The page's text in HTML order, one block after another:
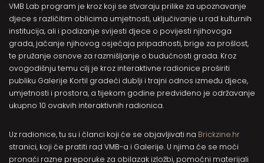
VMB Lab program je kroz koji se stvaraju prilike za upoznavanje
djece s različitim oblicima umjetnosti, uključivanje u rad kulturnih
institucija, ali i podizanje svijesti djece o povijesti njihovoga
grada, jačanje njihovog osjećaja pripadnosti, brige za prošlost,
te pružanje osnove za razmišljanje o budućnosti grada. Kroz
ovogodišnju temu cilj je kroz interaktivne radionice proširiti
publiku Galerije Kortil gradeći dublji i trajni odnos između djece,
umjetnosti i prostora, a tijekom godine predviđeno je održavanje
ukupno 10 ovakvih interaktivnih radionica.
Uz radionice, tu su i članci koji će se objavljivati na Brickzine.hr
stranici, koji će pratiti rad VMB-a i Galerije. U njima će se moći
pronaći razne preporuke za obilazak izložbi, pomoćni materijali